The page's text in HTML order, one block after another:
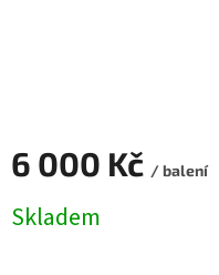
6 000 Kč / balení
cena:
Skladem